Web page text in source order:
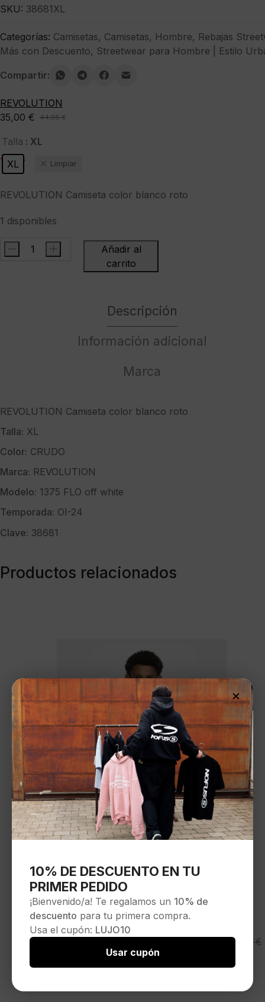
44,95€
El
precio
original
era:
35,00 €
El
precio
actual
es:
-22%
Talla : XL
XL
Limpiar
REVOLUTION Camiseta color blanco roto
1 disponibles
REVOLUTION
- +
Añadir al
carrito
SKU: 38681XL
Categorías: Camisetas, Camisetas, Hombre, Rebajas
Más con Descuento, Streetwear para Hombre | Estilo
Compartir:
REVOLUTION
Descripción
Información adicional
Marca
REVOLUTION Camiseta color blanco roto
Talla: XL
Color: CRUDO
Marca: REVOLUTION
Modelo: 1375 FLO off white
Temporada: OI-24
Clave: 38681
Productos relacionados
REVOLUTION Camisa «Oversize
Short-sleeved Shirt» color azul
Seleccionar opciones
79,95€
El
original
El
actual
×
10% DE DESCUENTO EN TU
PRIMER PEDIDO
¡Bienvenido/a! Te regalamos un 10% de
descuento para tu primera compra.
Usa el cupón: LUJO10
Usar cupón